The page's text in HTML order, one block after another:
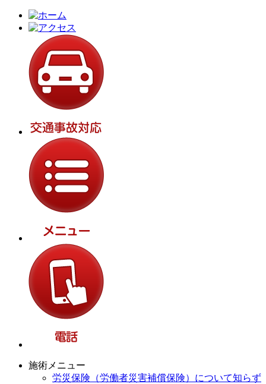
施術メニュー
労災保険（労働者災害補償保険）について知らず